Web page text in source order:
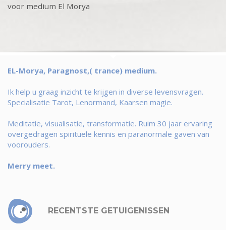
voor medium El Morya
EL-Morya, Paragnost,( trance) medium.
Ik help u graag inzicht te krijgen in diverse levensvragen.
Specialisatie Tarot, Lenormand, Kaarsen magie.
Meditatie, visualisatie, transformatie. Ruim 30 jaar ervaring
overgedragen spirituele kennis en paranormale gaven van
voorouders.
Merry meet.
RECENTSTE GETUIGENISSEN